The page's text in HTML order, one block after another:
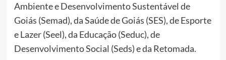
Ambiente e Desenvolvimento Sustentável de
Goiás (Semad), da Saúde de Goiás (SES), de Esporte
e Lazer (Seel), da Educação (Seduc), de
Desenvolvimento Social (Seds) e da Retomada.